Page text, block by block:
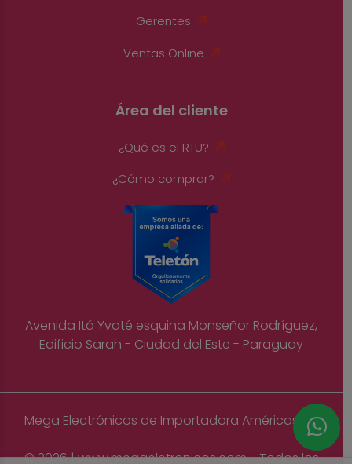
Gerentes
Ventas Online
Área del cliente
¿Qué es el RTU?
¿Cómo comprar?
Avenida Itá Yvaté esquina Monseñor Rodríguez,
Edificio Sarah - Ciudad del Este - Paraguay
Mega Electrónicos de Importadora Américas S.A
© 2026 | www.megaeletronicos.com - Todos los